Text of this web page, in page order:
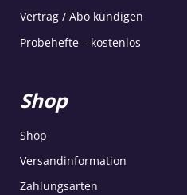
Vertrag / Abo kündigen
Probehefte – kostenlos
Shop
Shop
Versandinformation
Zahlungsarten